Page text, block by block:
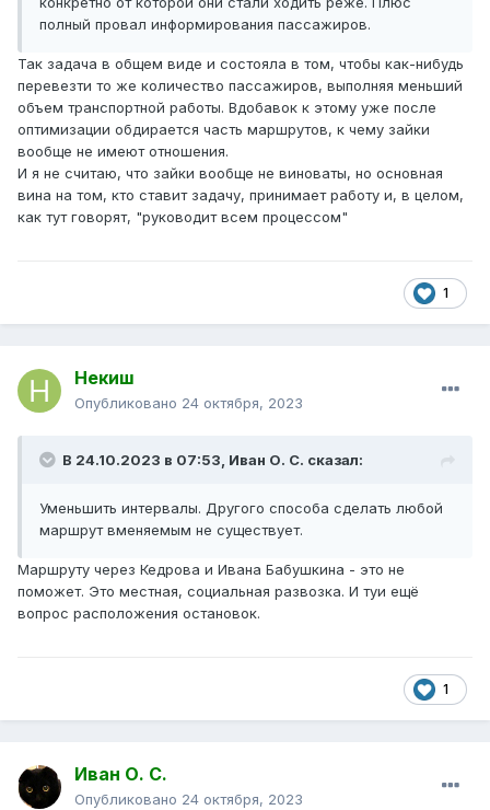
полный провал информирования пассажиров.
Так задача в общем виде и состояла в том, чтобы как-нибудь
перевезти то же количество пассажиров, выполняя меньший
объем транспортной работы. Вдобавок к этому уже после
оптимизации обдирается часть маршрутов, к чему зайки
вообще не имеют отношения.
И я не считаю, что зайки вообще не виноваты, но основная
вина на том, кто ставит задачу, принимает работу и, в целом,
как тут говорят, "руководит всем процессом"
1
Некиш
Опубликовано 24 октября, 2023
В 24.10.2023 в 07:53, Иван О. С. сказал:
Уменьшить интервалы. Другого способа сделать любой
маршрут вменяемым не существует.
Маршруту через Кедрова и Ивана Бабушкина - это не
поможет. Это местная, социальная развозка. И туи ещё
вопрос расположения остановок.
1
Иван О. С.
Опубликовано 24 октября, 2023